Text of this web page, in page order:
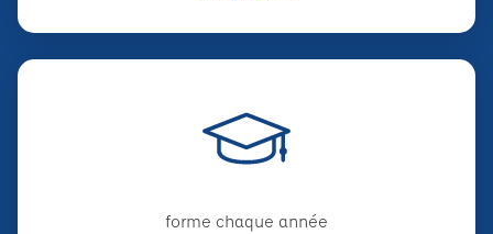
forme chaque année